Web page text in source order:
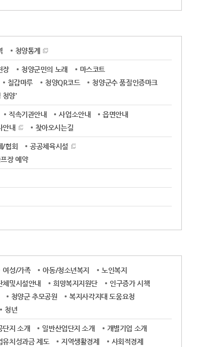
청양통계
장 청양군민의 노래
마스코트
칠갑마루 청양QR코드
청양군수 품질인증마크
청양'
직속기관안내 사업소안내
읍면안내
안내 찾아오시는길
/협회
공공체육시설
장 예약
여성/가족 아동/청소년복지
노인복지
체및시설안내 희망복지지원단
인구증가 시책
청양군 추모공원
복지사각지대 도움요청
청년
단지 소개 일반산업단지 소개
개별기업 소개
유치성과금 제도 지역생활경제 사회적경제